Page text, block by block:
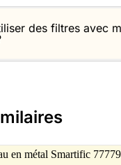
des filtres avec